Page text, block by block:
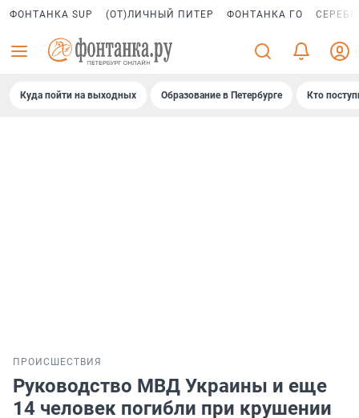
ФОНТАНКА SUP (ОТ)ЛИЧНЫЙ ПИТЕР ФОНТАНКА ГО
Куда пойти на выходных Образование в Петербурге Кто
ПРОИСШЕСТВИЯ
Руководство МВД Украины и еще
14 человек погибли при крушении